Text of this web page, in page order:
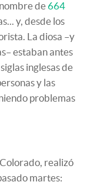
de 664
y, desde los
La diosa –y
estaban antes
inglesas de
y las
problemas
realizó
martes: